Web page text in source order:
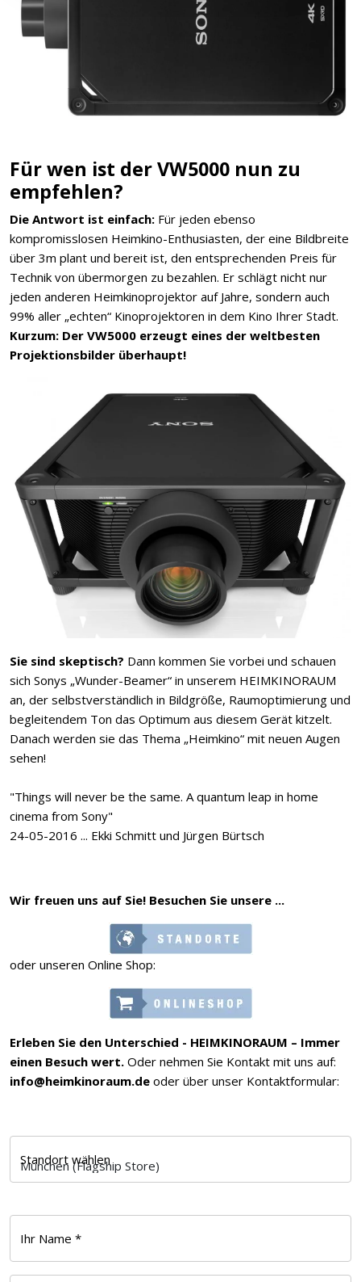
Für wen ist der VW5000 nun zu
empfehlen?
Die Antwort ist einfach: Für jeden ebenso
kompromisslosen Heimkino-Enthusiasten, der eine Bildbreite
über 3m plant und bereit ist, den entsprechenden Preis für
Technik von übermorgen zu bezahlen. Er schlägt nicht nur
jeden anderen Heimkinoprojektor auf Jahre, sondern auch
99% aller „echten“ Kinoprojektoren in dem Kino Ihrer Stadt.
Kurzum: Der VW5000 erzeugt eines der weltbesten
Projektionsbilder überhaupt!
Sie sind skeptisch? Dann kommen Sie vorbei und schauen
sich Sonys „Wunder-Beamer“ in unserem HEIMKINORAUM
an, der selbstverständlich in Bildgröße, Raumoptimierung und
begleitendem Ton das Optimum aus diesem Gerät kitzelt.
Danach werden sie das Thema „Heimkino“ mit neuen Augen
sehen!
"Things will never be the same. A quantum leap in home
cinema from Sony"
24-05-2016 ... Ekki Schmitt und Jürgen Bürtsch
Wir freuen uns auf Sie! Besuchen Sie unsere ...
oder unseren Online Shop:
Erleben Sie den Unterschied - HEIMKINORAUM – Immer
einen Besuch wert. Oder nehmen Sie Kontakt mit uns auf:
info@heimkinoraum.de oder über unser Kontaktformular:
Standort wählen
Ihr Name *